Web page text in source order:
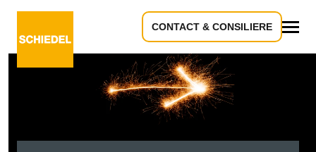
CONTACT & CONSILIERE